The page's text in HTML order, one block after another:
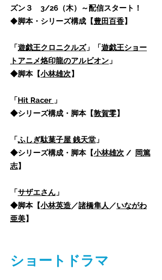
ズン３ 3/26（木）～配信スタート！
​◆脚本・シリーズ構成【豊田百香】
「遊戯王クロニクルズ」「遊戯王ショー
トアニメ烙印龍のアルビオン 」
◆脚本【小林雄次】
「Hit Racer 」
◆シリーズ構成・脚本【敦賀零】
「ふしぎ駄菓子屋 銭天堂 」
◆シリーズ構成・脚本【小林雄次 / 岡篤
志】
「サザエさん 」
​◆脚本【小林英造／諸橋隼人／いながわ
亜美】
​ショートドラマ